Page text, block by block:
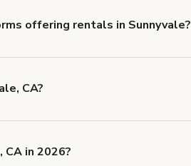
offering rentals in Sunnyvale?
CA?
in 2026?